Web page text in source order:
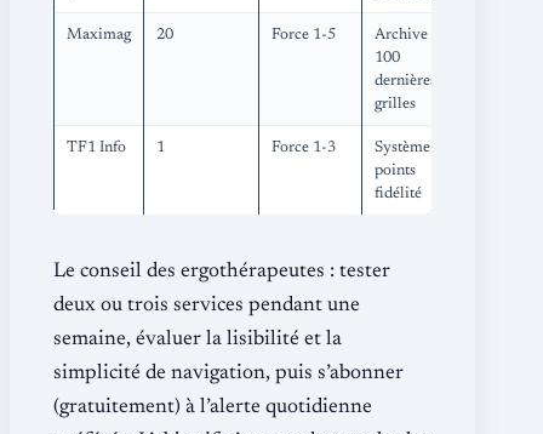
Maximag 20 Force 1-5
Archive des
100
dernières
grilles
TF1 Info 1 Force 1-3
Système de
points
fidélité
Le conseil des ergothérapeutes : tester
deux ou trois services pendant une
semaine, évaluer la lisibilité et la
simplicité de navigation, puis s’abonner
(gratuitement) à l’alerte quotidienne